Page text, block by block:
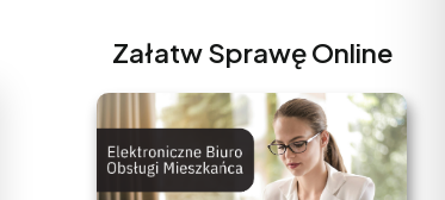
Załatw Sprawę Online